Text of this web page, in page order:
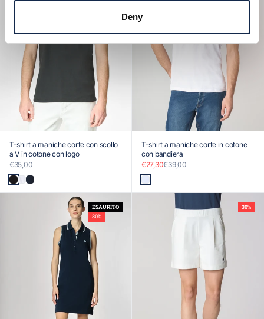
Deny
T-shirt a maniche corte con scollo
a V in cotone con logo
Prezzo scontato
€35,00
NeroBianco
Blu
T-shirt a maniche corte in cotone
con bandiera
Prezzo scontato
€27,30Prezzo
€39,00
Bianco
ESAURITO
30%
30%